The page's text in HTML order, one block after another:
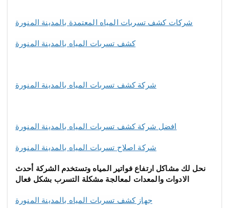
شركات كشف تسربات المياه المعتمدة بالمدينة المنورة
كشف تسربات المياه بالمدينة المنورة
شركة كشف تسربات المياه بالمدينة المنورة
افضل شركة كشف تسربات المياه بالمدينة المنورة
شركة اصلاح تسربات المياه بالمدينة المنورة
نحل لك مشاكل ارتفاع فواتير المياه وتستخدم الشركة أحدث
الادوات والمعدات لمعالجة مشكلة التسرب بشكل فعال
جهاز كشف تسربات المياه بالمدينة المنورة